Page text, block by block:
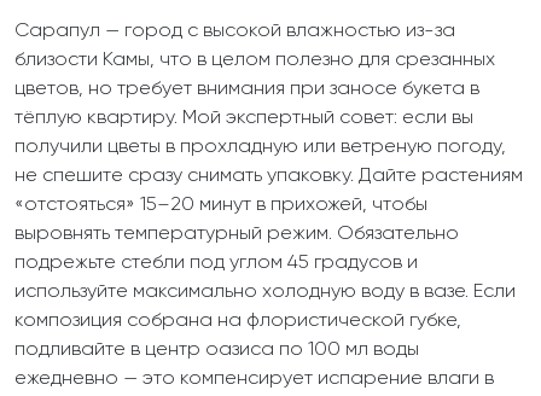
Сарапул — город с высокой влажностью из-за
близости Камы, что в целом полезно для срезанных
цветов, но требует внимания при заносе букета в
тёплую квартиру. Мой экспертный совет: если вы
получили цветы в прохладную или ветреную погоду,
не спешите сразу снимать упаковку. Дайте растениям
«отстояться» 15–20 минут в прихожей, чтобы
выровнять температурный режим. Обязательно
подрежьте стебли под углом 45 градусов и
используйте максимально холодную воду в вазе. Если
композиция собрана на флористической губке,
подливайте в центр оазиса по 100 мл воды
ежедневно — это компенсирует испарение влаги в